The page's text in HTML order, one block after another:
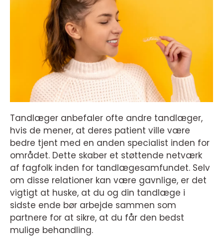
Tandlæger anbefaler ofte andre tandlæger,
hvis de mener, at deres patient ville være
bedre tjent med en anden specialist inden for
området. Dette skaber et støttende netværk
af fagfolk inden for tandlægesamfundet. Selv
om disse relationer kan være gavnlige, er det
vigtigt at huske, at du og din tandlæge i
sidste ende bør arbejde sammen som
partnere for at sikre, at du får den bedst
mulige behandling.